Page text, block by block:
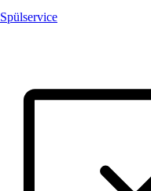
Spülservice